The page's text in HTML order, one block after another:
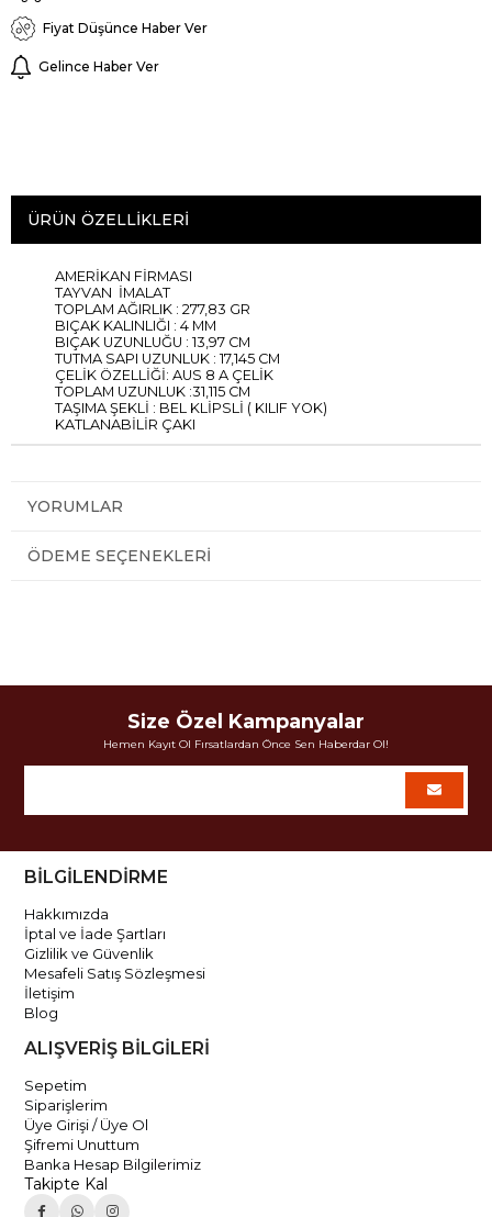
Fiyat Düşünce Haber Ver
Gelince Haber Ver
ÜRÜN ÖZELLIKLERI
AMERİKAN FİRMASI
TAYVAN İMALAT
TOPLAM AĞIRLIK : 277,83 GR
BIÇAK KALINLIĞI : 4 MM
BIÇAK UZUNLUĞU : 13,97 CM
TUTMA SAPI UZUNLUK : 17,145 CM
ÇELİK ÖZELLİĞİ: AUS 8 A ÇELİK
TOPLAM UZUNLUK :31,115 CM
TAŞIMA ŞEKLİ : BEL KLİPSLİ ( KILIF YOK)
KATLANABİLİR ÇAKI
YORUMLAR
ÖDEME SEÇENEKLERI
Size Özel Kampanyalar
Hemen Kayıt Ol Fırsatlardan Önce Sen Haberdar Ol!
BİLGİLENDİRME
Hakkımızda
İptal ve İade Şartları
Gizlilik ve Güvenlik
Mesafeli Satış Sözleşmesi
İletişim
Blog
ALIŞVERİŞ BİLGİLERİ
Sepetim
Siparişlerim
Üye Girişi / Üye Ol
Şifremi Unuttum
Banka Hesap Bilgilerimiz
Takipte Kal